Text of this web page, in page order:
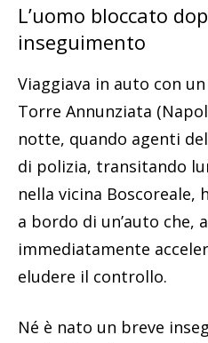
L’uomo bloccato
inseguimento
Viaggiava in auto con
Torre Annunziata
notte, quando agenti
di polizia, transitando
nella vicina Boscoreale,
a bordo di un’auto che,
immediatamente
eludere il controllo.
Né è nato un breve